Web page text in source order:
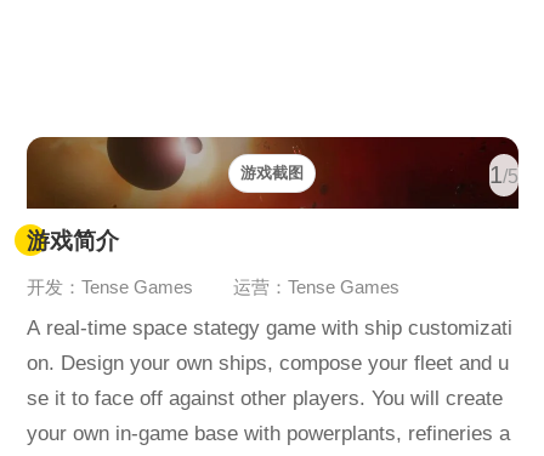
1/5
游戏截图
游戏简介
开发：Tense Games 运营：Tense Games
A real-time space stategy game with ship customizati
on. Design your own ships, compose your fleet and u
se it to face off against other players. You will create
your own in-game base with powerplants, refineries a